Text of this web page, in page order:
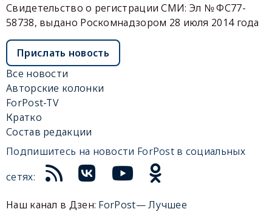
Свидетельство о регистрации СМИ: Эл № ФС77-
58738, выдано Роскомнадзором 28 июля 2014 года
Прислать новость
Все новости
Авторские колонки
ForPost-TV
Кратко
Состав редакции
Подпишитесь на новости ForPost в социальных
сетях:
Наш канал в Дзен: ForPost— Лучшее